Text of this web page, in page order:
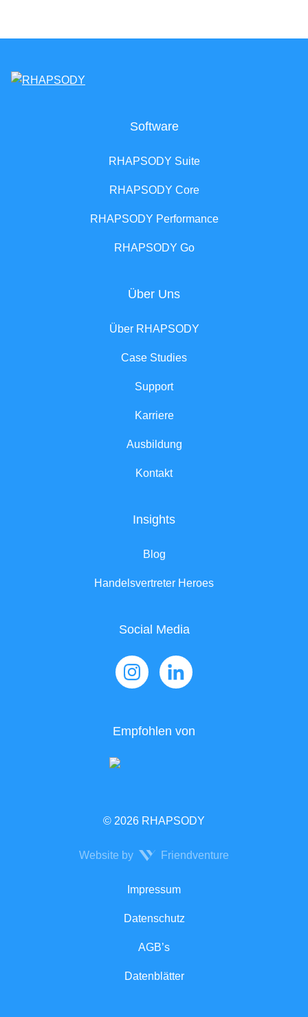
Software
RHAPSODY Suite
RHAPSODY Core
RHAPSODY Performance
RHAPSODY Go
Über Uns
Über RHAPSODY
Case Studies
Support
Karriere
Ausbildung
Kontakt
Insights
Blog
Handelsvertreter Heroes
Social Media
Empfohlen von
© 2026 RHAPSODY
Website by Friendventure
Impressum
Datenschutz
AGB’s
Datenblätter